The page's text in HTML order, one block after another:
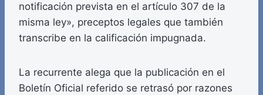
notificación prevista en el artículo 307 de la
misma ley», preceptos legales que también
transcribe en la calificación impugnada.
La recurrente alega que la publicación en el
Boletín Oficial referido se retrasó por razones